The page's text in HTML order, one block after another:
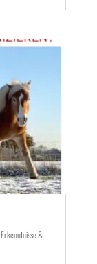
Erkenntnisse &